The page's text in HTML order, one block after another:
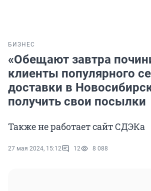
БИЗНЕС
«Обещают завтра
клиенты популярного
доставки в
получить свои посылки
Также не работает сайт СДЭКа
27 мая 2024, 15:12 12 8 088